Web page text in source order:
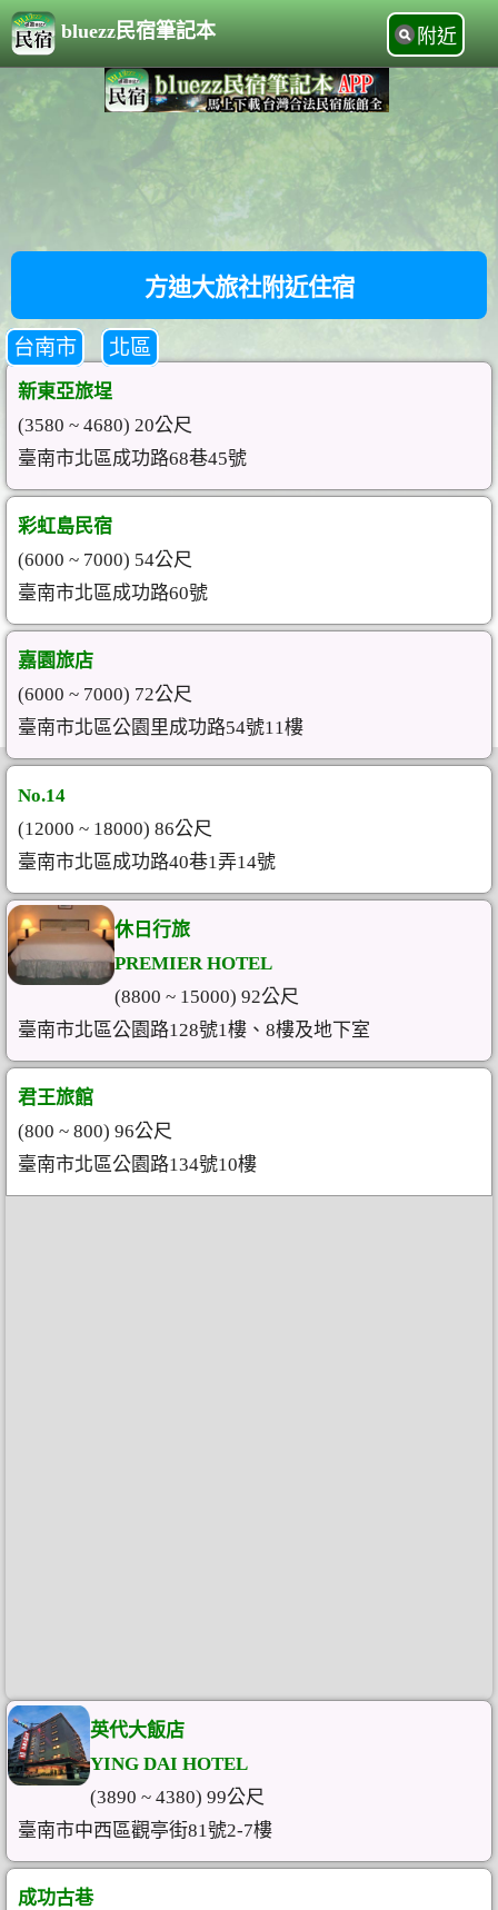
bluezz民宿筆記本 附近
方迪大旅社附近住宿
台南市 北區
新東亞旅埕
(3580 ~ 4680) 20公尺
臺南市北區成功路68巷45號
彩虹島民宿
(6000 ~ 7000) 54公尺
臺南市北區成功路60號
嘉園旅店
(6000 ~ 7000) 72公尺
臺南市北區公園里成功路54號11樓
No.14
(12000 ~ 18000) 86公尺
臺南市北區成功路40巷1弄14號
休日行旅
PREMIER HOTEL
(8800 ~ 15000) 92公尺
臺南市北區公園路128號1樓、8樓及地下室
君王旅館
(800 ~ 800) 96公尺
臺南市北區公園路134號10樓
英代大飯店
YING DAI HOTEL
(3890 ~ 4380) 99公尺
臺南市中西區觀亭街81號2-7樓
成功古巷